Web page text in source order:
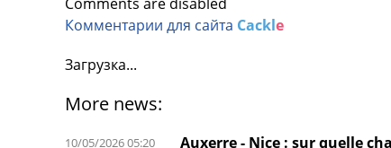
Комментарии для сайта Cackle
Загрузка...
More news:
Auxerre - Nice : sur quelle
10/05/2026 05:20